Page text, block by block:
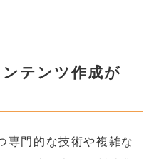
テンツ作成が
専門的な技術や複雑な